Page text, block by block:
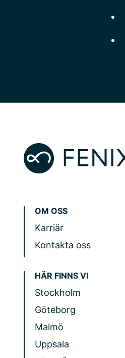
OM OSS
Karriär
Kontakta oss
HÄR FINNS VI
Stockholm
Göteborg
Malmö
Uppsala